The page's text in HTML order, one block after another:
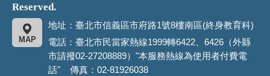
Reserved.
地址：臺北市信義區市府路1號8樓南區(終身教育科)
MAP
電話：臺北市民當家熱線1999轉6422、6426（外縣
市請撥02-27208889）"本服務熱線為使用者付費電
話" 傳真：02-81926038